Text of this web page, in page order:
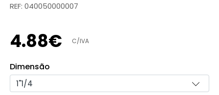
REF: 040050000007
4.88€ C/IVA
Dimensão